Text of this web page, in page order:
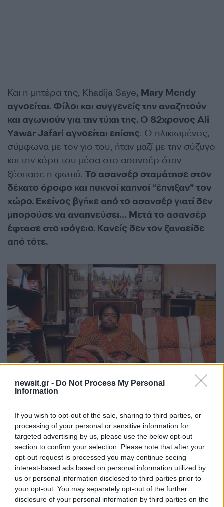
newsit.gr - Do Not Process My Personal
Information
If you wish to opt-out of the sale, sharing to third parties, or
processing of your personal or sensitive information for
targeted advertising by us, please use the below opt-out
section to confirm your selection. Please note that after your
opt-out request is processed you may continue seeing
interest-based ads based on personal information utilized by
us or personal information disclosed to third parties prior to
your opt-out. You may separately opt-out of the further
disclosure of your personal information by third parties on the
Και η μητέρα της, Khadija Saye, Mary Mendy
αγνοείται. Φίλοι και συγγενείς την αναζητούν
και αγωνιούν για την τύχη της. Ο 82χρονος Ali
Yawar Jafari αγνοείται επίσης. Ο ηλικιωμένος,
σύμφωνα με τον γιο του, ήταν μαζί με την σύζυγο
και την κόρη του μέσα στο ασανσέρ όταν
ξέσπασε η φωτιά. Το ασανσέρ σταμάτησε στον
δέκατο όροφο και πυκνοί καπνοί “έπνιξαν” τον
χώρο. Εκείνος βγήκε από το ασανσέρ γιατί δεν
μπορούσε να αναπνεύσει… Μετά το ασανσέρ
έφτασε στο ισόγειο. Κανείς δεν τον ξαναείδε
από τότε.